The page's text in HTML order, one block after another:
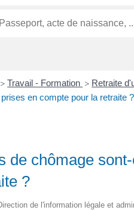
> Travail - Formation > Retraite
en compte pour la retraite ?
de chômage
?
de l'information légale et